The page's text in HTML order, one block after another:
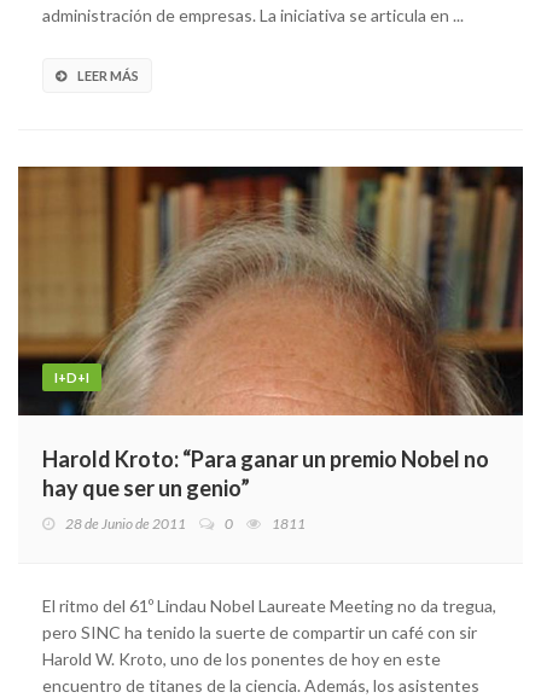
administración de empresas. La iniciativa se articula en ...
LEER MÁS
I+D+I
Harold Kroto: “Para ganar un premio Nobel no
hay que ser un genio”
28 de Junio de 2011 0 1811
El ritmo del 61º Lindau Nobel Laureate Meeting no da tregua,
pero SINC ha tenido la suerte de compartir un café con sir
Harold W. Kroto, uno de los ponentes de hoy en este
encuentro de titanes de la ciencia. Además, los asistentes